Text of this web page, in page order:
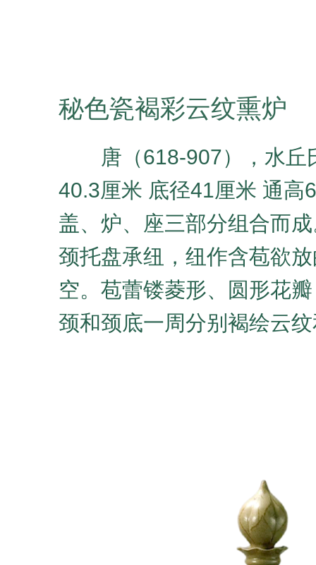
秘色瓷褐彩云纹熏炉
唐（618-907），水丘
40.3厘米 底径41厘米 通高
盖、炉、座三部分组合而
颈托盘承纽，纽作含苞欲
空。苞蕾镂菱形、圆形花
颈和颈底一周分别褐绘云